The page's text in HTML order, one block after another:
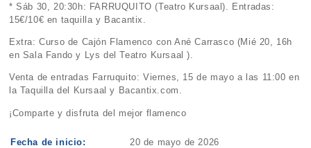
* Sáb 30, 20:30h: FARRUQUITO (Teatro Kursaal). Entradas:
15€/10€ en taquilla y Bacantix.
Extra: Curso de Cajón Flamenco con Ané Carrasco (Mié 20, 16h
en Sala Fando y Lys del Teatro Kursaal ).
Venta de entradas Farruquito: Viernes, 15 de mayo a las 11:00 en
la Taquilla del Kursaal y Bacantix.com.
¡Comparte y disfruta del mejor flamenco
Fecha de inicio: 20 de mayo de 2026